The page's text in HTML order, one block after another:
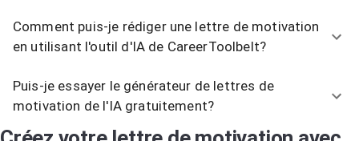
Comment puis-je rédiger une lettre de motivation
en utilisant l'outil d'IA de CareerToolbelt?
Puis-je essayer le générateur de lettres de
motivation de l'IA gratuitement?